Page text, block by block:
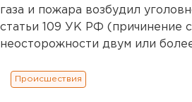
газа и пожара возбудил
статьи 109 УК РФ (причинение
неосторожности двум или
Происшествия